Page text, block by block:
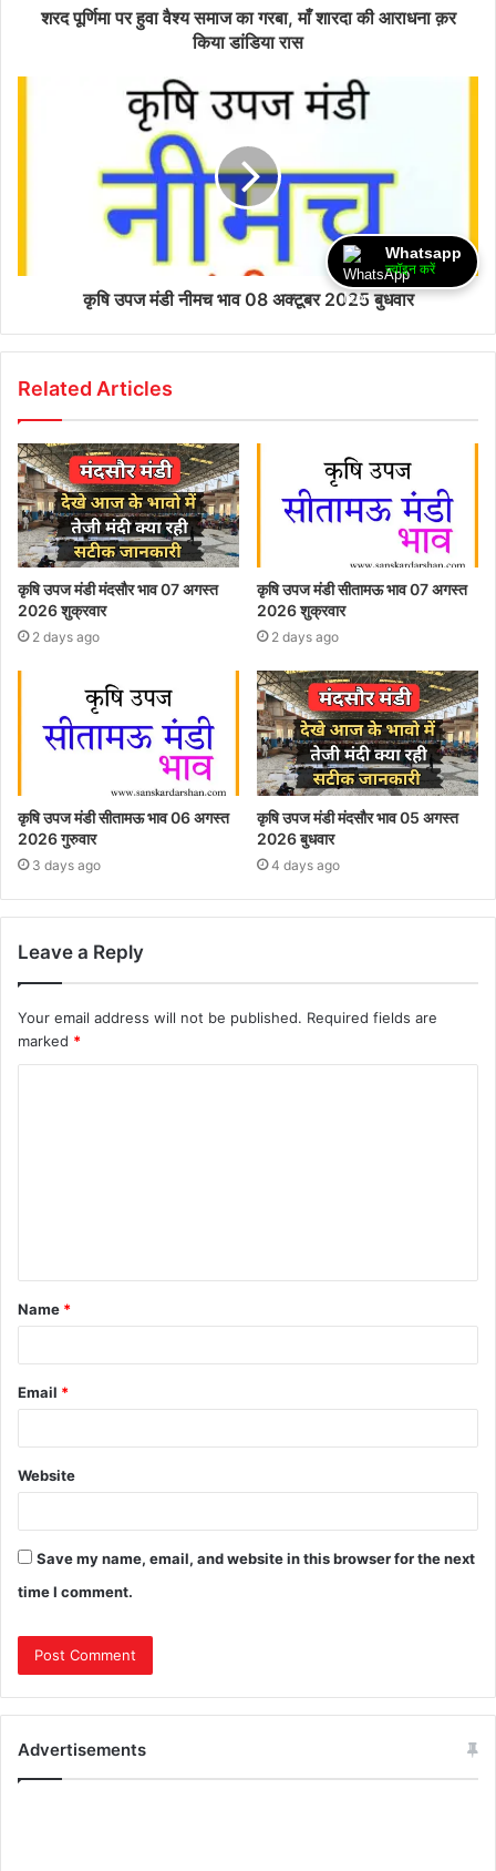
शरद पूर्णिमा पर हुवा वैश्य समाज का गरबा, माँ शारदा की आराधना क़र
किया डांडिया रास
कृषि उपज मंडी नीमच भाव 08 अक्टूबर 2025 बुधवार
Related Articles
कृषि उपज मंडी मंदसौर भाव 07 अगस्त
2026 शुक्रवार
2 days ago
कृषि उपज मंडी सीतामऊ भाव 07 अगस्त
2026 शुक्रवार
2 days ago
कृषि उपज मंडी सीतामऊ भाव 06 अगस्त
2026 गुरुवार
3 days ago
कृषि उपज मंडी मंदसौर भाव 05 अगस्त
2026 बुधवार
4 days ago
Leave a Reply
Your email address will not be published. Required fields are
marked *
Name *
Email *
Website
Save my name, email, and website in this browser for the next
time I comment.
Advertisements
Whatsapp
ज्वॉइन करें